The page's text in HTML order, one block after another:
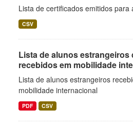
Lista de certificados emitidos para
CSV
Lista de alunos estrangeiros
recebidos em mobilidade
Lista de alunos estrangeiros
mobilidade internacional
PDF CSV